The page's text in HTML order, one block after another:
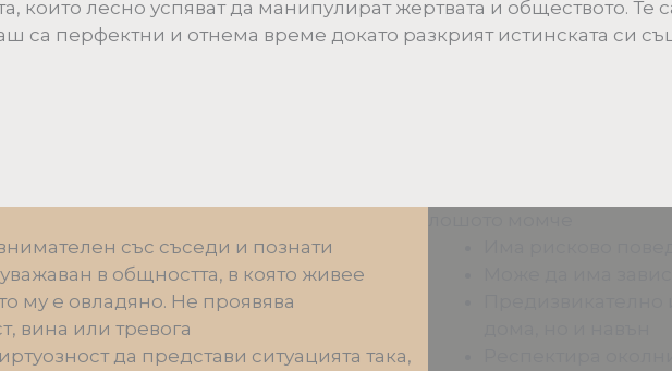
които лесно успяват да манипулират жертвата и обществото. Те
са перфектни и отнема време докато разкрият истинската си
със съседи и познати
в общността, в която живее
му е овладяно. Не проявява
вина или тревога
да представи ситуацията така,